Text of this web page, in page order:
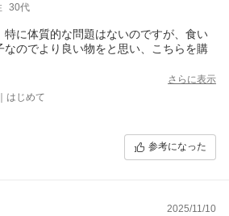
30代
特に体質的な問題はないのですが、食い
なのでより良い物をと思い、こちらを購
さらに表示
はじめて
参考になった
2025/11/10